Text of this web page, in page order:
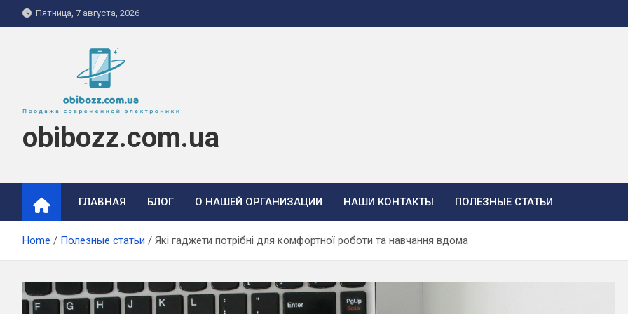
to
Пятница, 7 августа, 2026
obibozz.com.ua
ГЛАВНАЯ БЛОГ О НАШЕЙ ОРГАНИЗАЦИИ НАШИ КОНТАКТЫ ПОЛЕЗНЫЕ СТАТЬИ
Home Полезные статьи Які гаджети потрібні для комфортної роботи та навчання вдома